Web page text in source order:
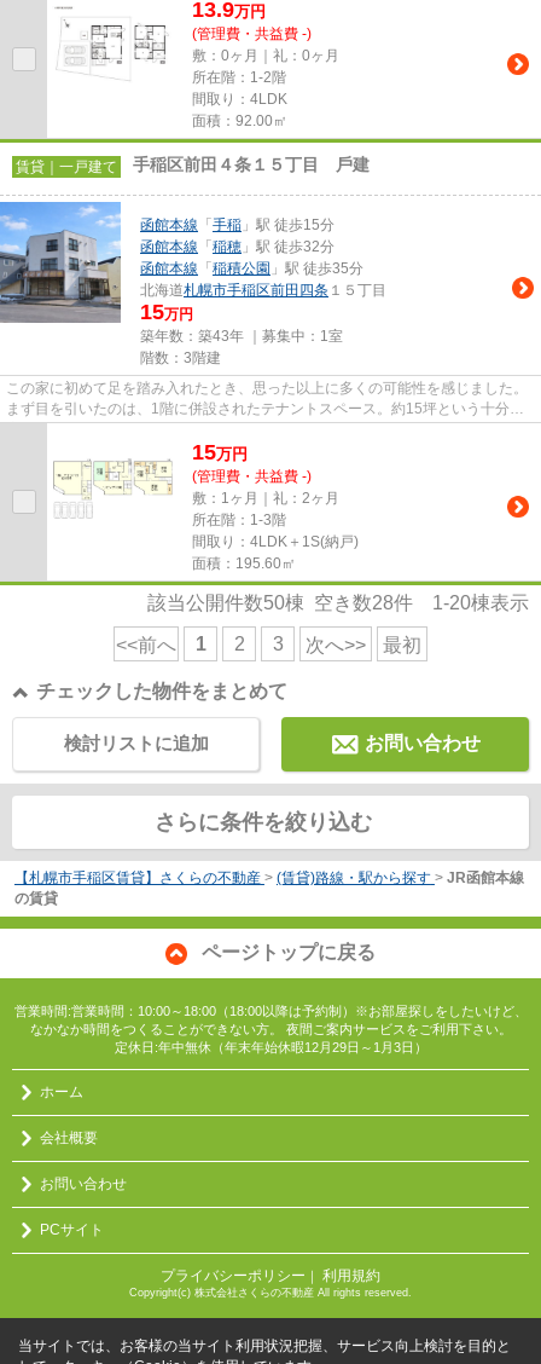
13.9万円
(管理費・共益費 -)
敷：0ヶ月｜礼：0ヶ月
所在階：1-2階
間取り：4LDK
面積：92.00㎡
賃貸｜一戸建て ⼿稲区前⽥４条１５丁⽬ ⼾建
函館本線 「 手稲 」駅 徒歩15分
函館本線 「 稲穂 」駅 徒歩32分
函館本線 「 稲積公園 」駅 徒歩35分
北海道札幌市手稲区前田四条 １５丁目
15万円
築年数：築43年 ｜募集中： 1室
階数：3階建
この家に初めて足を踏み入れたとき、思った以上に多くの可能性を感じました。
まず目を引いたのは、1階に併設されたテナントスペース。約15坪という十分な
15万円
(管理費・共益費 -)
敷：1ヶ月｜礼：2ヶ月
所在階：1-3階
間取り：4LDK＋1S(納戸)
面積：195.60㎡
該当公開件数50棟 空き数28件 1-20棟表示
<<前へ 1 2 3 次へ>> 最初
チェックした物件をまとめて
お問い合わせ
検討リストに追加
さらに条件を絞り込む
【札幌市手稲区賃貸】さくらの不動産 > (賃貸)路線・駅から探す > JR函館本線
の賃貸
ページトップに戻る
営業時間:営業時間：10:00～18:00（18:00以降は予約制）※お部屋探しをしたいけど、
なかなか時間をつくることができない方。 夜間ご案内サービスをご利用下さい。
定休日:年中無休（年末年始休暇12月29日～1月3日）
ホーム
会社概要
お問い合わせ
PCサイト
プライバシーポリシー ｜ 利用規約
Copyright(c) 株式会社さくらの不動産 All rights reserved.
当サイトでは、お客様の当サイト利用状況把握、サービス向上検討を目的と